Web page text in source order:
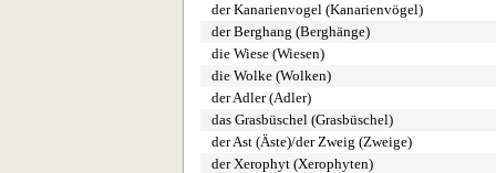
der Kanarienvogel (Kanarienvögel)
der Berghang (Berghänge)
die Wiese (Wiesen)
die Wolke (Wolken)
der Adler (Adler)
das Grasbüschel (Grasbüschel)
der Ast (Äste)/der Zweig (Zweige)
der Xerophyt (Xerophyten)